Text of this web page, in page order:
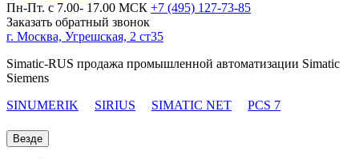
Пн-Пт. с 7.00- 17.00 МСК +7 (495) 127-73-85
Заказать обратный звонок
г. Москва, Угрешская, 2 ст35
Simatic-RUS продажа промышленной автоматизации Simatic
Siemens
SINUMERIK
SIRIUS SIMATIC NET PCS 7
Везде